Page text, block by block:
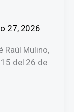
27, 2026
Raúl Mulino,
del 26 de